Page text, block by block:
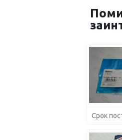
Срок